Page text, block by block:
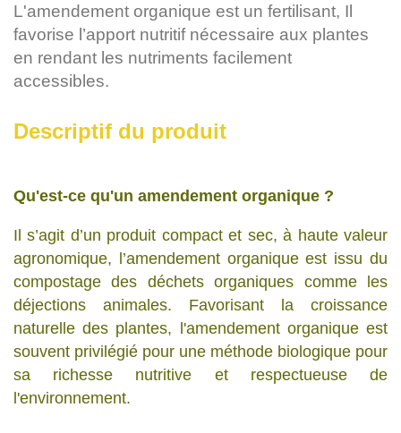
L'amendement organique est un fertilisant, Il
favorise l’apport nutritif nécessaire aux plantes
en rendant les nutriments facilement
accessibles.
Descriptif du produit
Qu'est-ce qu'un amendement organique ?
Il s’agit d’un produit compact et sec, à haute valeur
agronomique, l’amendement organique est issu du
compostage des déchets organiques comme les
déjections animales. Favorisant la croissance
naturelle des plantes, l'amendement organique est
souvent privilégié pour une méthode biologique pour
sa richesse nutritive et respectueuse de
l'environnement.